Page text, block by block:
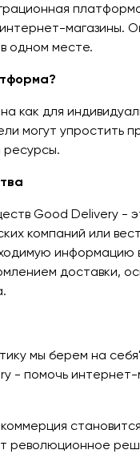
магазины.
одном месте.
как для
могут упростить
ресурсы.
Good Delivery -
компаний или
доставки,
мы берем на
- помочь
революционное